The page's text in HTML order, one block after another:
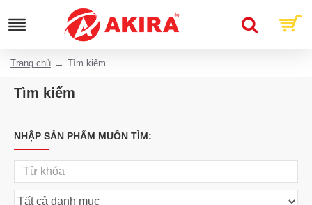
Trang chủ Tìm kiếm
Tìm kiếm
NHẬP SẢN PHẨM MUỐN TÌM: